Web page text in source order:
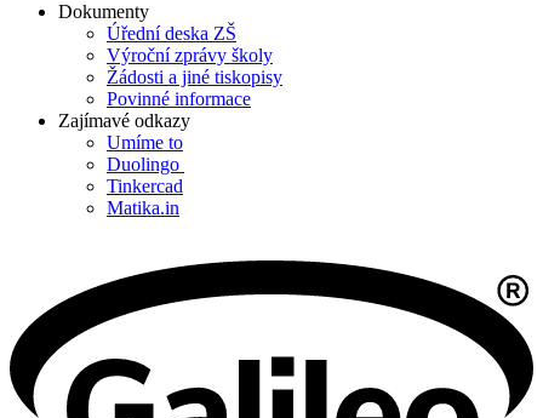
Dokumenty
Úřední deska ZŠ
Výroční zprávy školy
Žádosti a jiné tiskopisy
Povinné informace
Zajímavé odkazy
Umíme to
Duolingo
Tinkercad
Matika.in